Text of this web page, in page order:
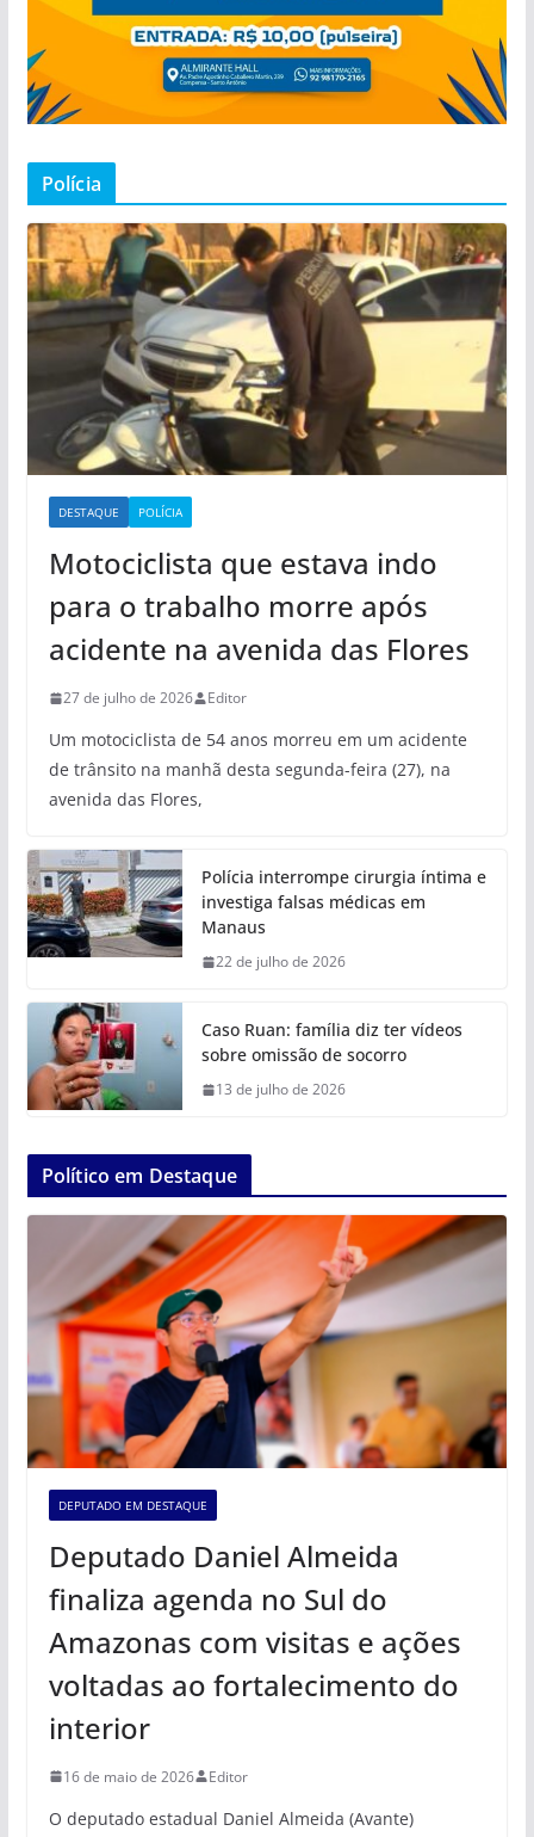
Polícia
DESTAQUE POLÍCIA
Motociclista que estava indo
para o trabalho morre após
acidente na avenida das Flores
27 de julho de 2026 Editor
Um motociclista de 54 anos morreu em um acidente
de trânsito na manhã desta segunda-feira (27), na
avenida das Flores,
Polícia interrompe cirurgia íntima e
investiga falsas médicas em
Manaus
22 de julho de 2026
Caso Ruan: família diz ter vídeos
sobre omissão de socorro
13 de julho de 2026
Político em Destaque
DEPUTADO EM DESTAQUE
Deputado Daniel Almeida
finaliza agenda no Sul do
Amazonas com visitas e ações
voltadas ao fortalecimento do
interior
16 de maio de 2026 Editor
O deputado estadual Daniel Almeida (Avante)